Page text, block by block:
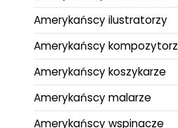
Amerykańscy ilustratorzy
Amerykańscy
Amerykańscy koszykarze
Amerykańscy malarze
Amerykańscy wspinacze